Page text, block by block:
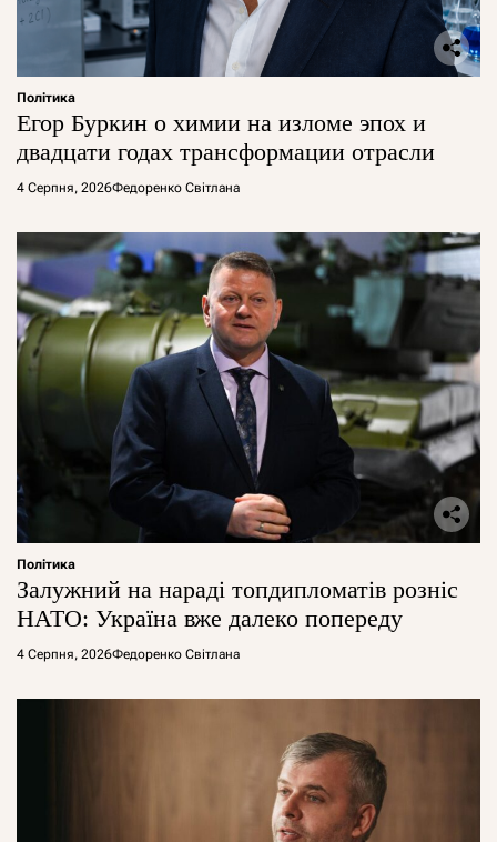
Політика
Егор Буркин о химии на изломе эпох и
двадцати годах трансформации отрасли
4 Серпня, 2026Федоренко Світлана
Політика
Залужний на нараді топдипломатів розніс
НАТО: Україна вже далеко попереду
4 Серпня, 2026Федоренко Світлана